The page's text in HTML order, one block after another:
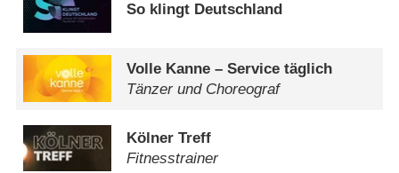
So klingt Deutschland
Volle Kanne – Service täglich
Tänzer und Choreograf
Kölner Treff
Fitnesstrainer